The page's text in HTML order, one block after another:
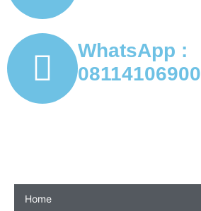
WhatsApp :
08114106900
Home